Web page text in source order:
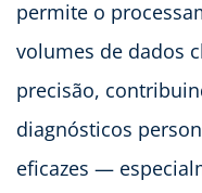
permite o
volumes de dados
precisão,
diagnósticos
eficazes —